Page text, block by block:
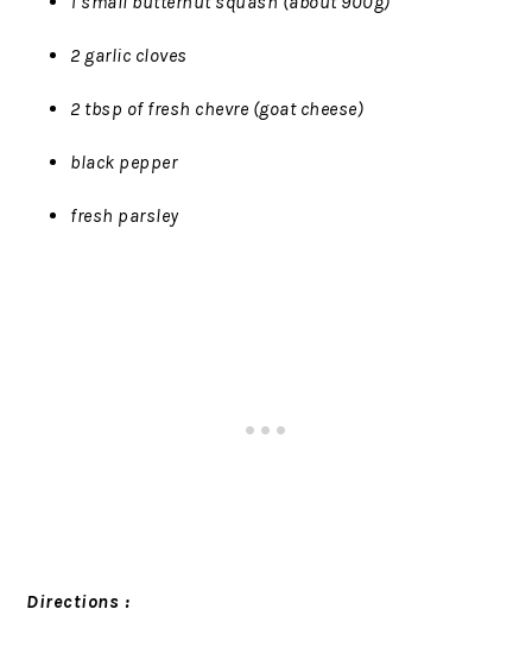
2 garlic cloves
2 tbsp of fresh chevre (goat cheese)
black pepper
fresh parsley
Directions :